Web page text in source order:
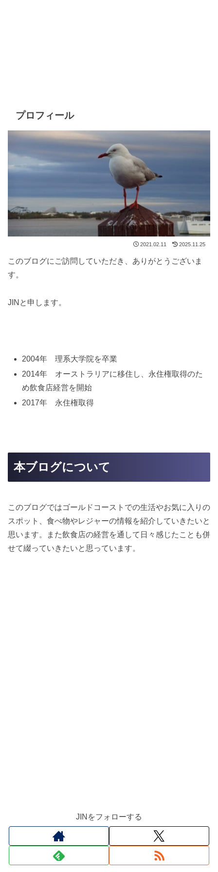
プロフィール
2021.02.11 2025.11.25
このブログにご訪問していただき、ありがとうございま
す。
JINと申します。
2004年 理系大学院を卒業
2014年 オーストラリアに移住し、永住権取得のた
め飲食店経営を開始
2017年 永住権取得
本ブログについて
このブログではゴールドコーストでの生活やお気に入りの
スポット、食べ物やレジャーの情報を紹介していきたいと
思います。また飲食店の経営を通して日々感じたことも併
せて綴っていきたいと思っています。
JINをフォローする